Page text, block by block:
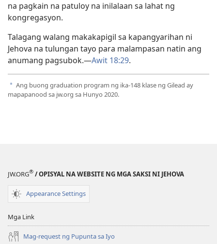
na pagkain na patuloy na inilalaan sa lahat ng
kongregasyon.
Talagang walang makakapigil sa kapangyarihan ni
Jehova na tulungan tayo para malampasan natin ang
anumang pagsubok.​—Awit 18:29.
a Ang buong graduation program ng ika-148 klase ng Gilead ay
mapapanood sa jw.org sa Hunyo 2020.
JW.ORG® / OPISYAL NA WEBSITE NG MGA SAKSI NI JEHOVA
Appearance Settings
Mga Link
Mag-request ng Pupunta sa Iyo